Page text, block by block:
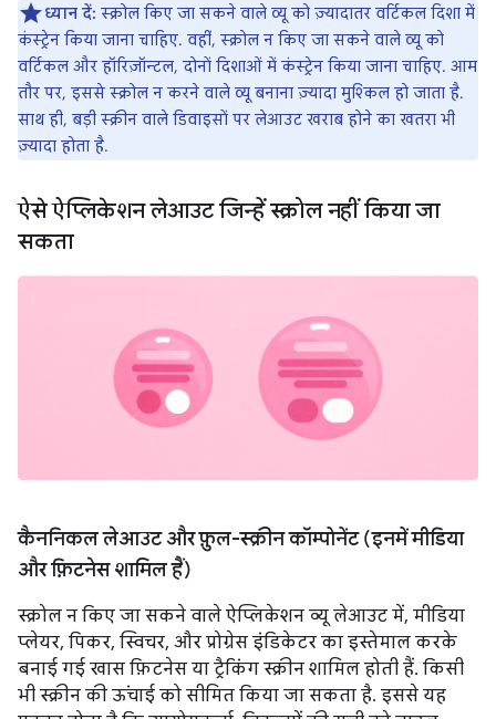
ध्यान दें: स्क्रोल किए जा सकने वाले व्यू को ज़्यादातर वर्टिकल दिशा में
कंस्ट्रेन किया जाना चाहिए. वहीं, स्क्रोल न किए जा सकने वाले व्यू को
वर्टिकल और हॉरिज़ॉन्टल, दोनों दिशाओं में कंस्ट्रेन किया जाना चाहिए. आम
तौर पर, इससे स्क्रोल न करने वाले व्यू बनाना ज़्यादा मुश्किल हो जाता है.
साथ ही, बड़ी स्क्रीन वाले डिवाइसों पर लेआउट खराब होने का खतरा भी
ज़्यादा होता है.
ऐसे ऐप्लिकेशन लेआउट जिन्हें स्क्रोल नहीं किया जा
सकता
कैननिकल लेआउट और फ़ुल-स्क्रीन कॉम्पोनेंट (इनमें मीडिया
और फ़िटनेस शामिल हैं)
स्क्रोल न किए जा सकने वाले ऐप्लिकेशन व्यू लेआउट में, मीडिया
प्लेयर, पिकर, स्विचर, और प्रोग्रेस इंडिकेटर का इस्तेमाल करके
बनाई गई खास फ़िटनेस या ट्रैकिंग स्क्रीन शामिल होती हैं. किसी
भी स्क्रीन की ऊंचाई को सीमित किया जा सकता है. इससे यह